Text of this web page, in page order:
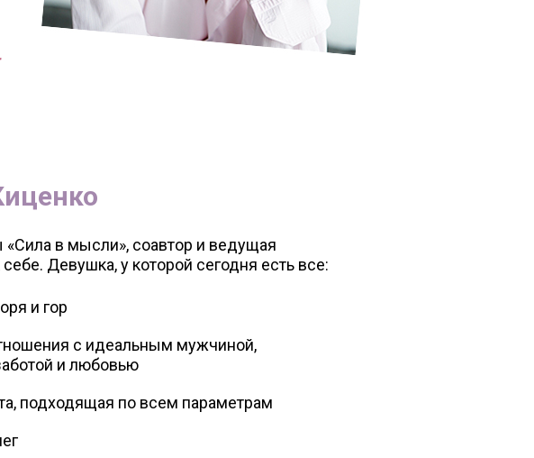
в мысли», соавтор и ведущая
Девушка, у которой сегодня есть все:
и гор
с идеальным мужчиной,
и любовью
подходящая по всем параметрам